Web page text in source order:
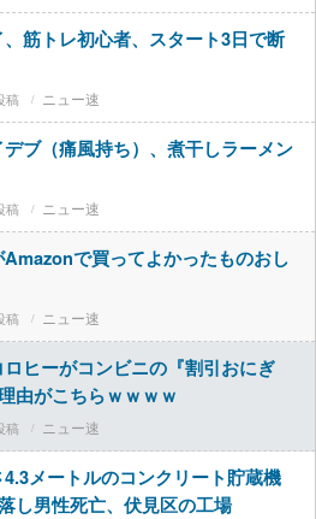
、筋トレ初心者、スタート3日で断
ニュー速
デブ（痛風持ち）、煮干しラーメン
ニュー速
Amazonで買ってよかったものおし
ニュー速
ロヒーがコンビニの『割引おにぎ
由がこちらｗｗｗｗ
ニュー速
4.3メートルのコンクリート貯蔵機
し男性死亡、伏見区の工場